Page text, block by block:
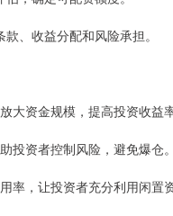
、收益分配和风险承担。
大资金规模，提高投资收益率
投资者控制风险，避免爆仓。
率，让投资者充分利用闲置资